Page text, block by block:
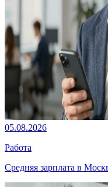
05.08.2026
Работа
Средняя зарплата в